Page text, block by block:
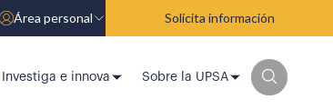
Área personal Solicita información
Investiga e innova Sobre la UPSA